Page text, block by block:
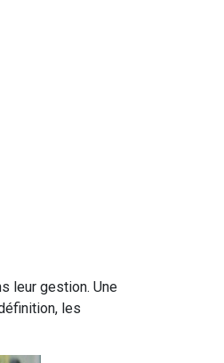
leur gestion. Une
les